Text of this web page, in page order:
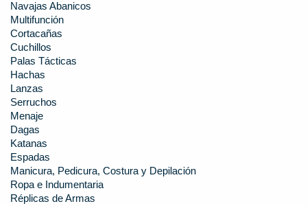
Navajas Abanicos
Multifunción
Cortacañas
Cuchillos
Palas Tácticas
Hachas
Lanzas
Serruchos
Menaje
Dagas
Katanas
Espadas
Manicura, Pedicura, Costura y Depilación
Ropa e Indumentaria
Réplicas de Armas